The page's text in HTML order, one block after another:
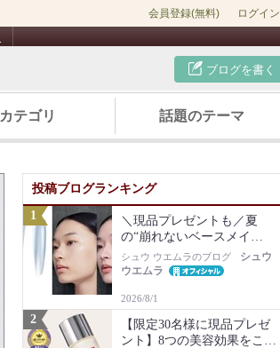
会員登録(無料) ログイン
ブログを書く
カテゴリ 話題のテーマ
投稿ブログランキング
＼現品プレゼントも／夏
の“崩れないベースメイ
ク”は名品化粧下地から！毛
穴・ベタつき・乾燥知らず
シュウ ウエムラのブログ
シュウ
ウエムラ
2026/8/1
【限定30名様に現品プレゼ
ント】8つの美容効果をこの